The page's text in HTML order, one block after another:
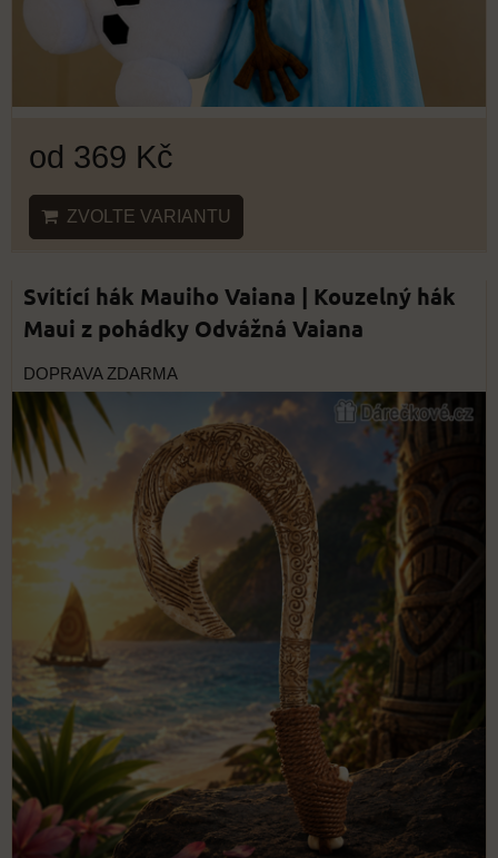
od 369 Kč
ZVOLTE VARIANTU
Svítící hák Mauiho Vaiana | Kouzelný hák
Maui z pohádky Odvážná Vaiana
DOPRAVA ZDARMA